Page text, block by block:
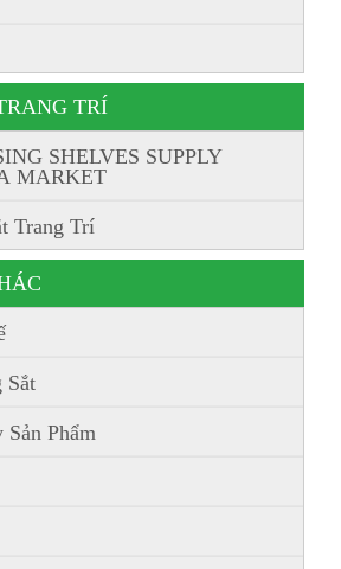
TRÍ
SHELVES SUPPLY
MARKET
Trang Trí
Sắt
Phẩm